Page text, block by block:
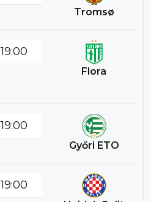
Tromsø
19:00
Flora
19:00
Győri ETO
19:00